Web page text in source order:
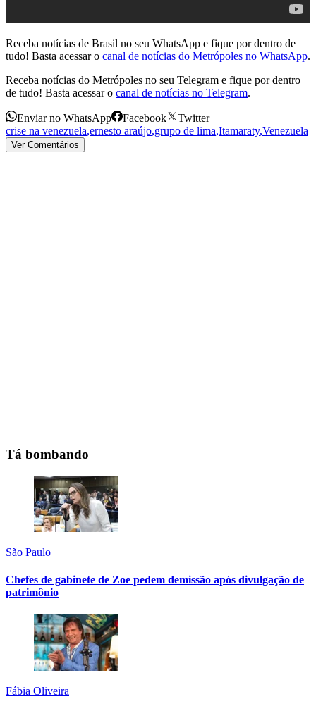
Receba notícias de Brasil no seu WhatsApp e fique por dentro de
tudo! Basta acessar o canal de notícias do Metrópoles no WhatsApp.
Receba notícias do Metrópoles no seu Telegram e fique por dentro
de tudo! Basta acessar o canal de notícias no Telegram.
Enviar no WhatsApp Facebook
Twitter
crise na venezuela,ernesto araújo,grupo de lima,Itamaraty,Venezuela
Ver Comentários
Tá bombando
São Paulo
Chefes de gabinete de Zoe pedem demissão após divulgação de
patrimônio
Fábia Oliveira